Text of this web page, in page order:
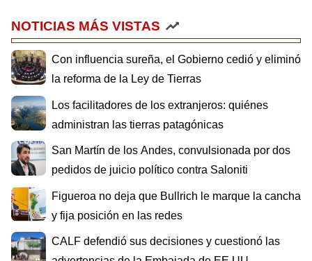
NOTICIAS MÁS VISTAS
Con influencia sureña, el Gobierno cedió y eliminó
la reforma de la Ley de Tierras
Los facilitadores de los extranjeros: quiénes
administran las tierras patagónicas
San Martín de los Andes, convulsionada por dos
pedidos de juicio político contra Saloniti
Figueroa no deja que Bullrich le marque la cancha
y fija posición en las redes
CALF defendió sus decisiones y cuestionó las